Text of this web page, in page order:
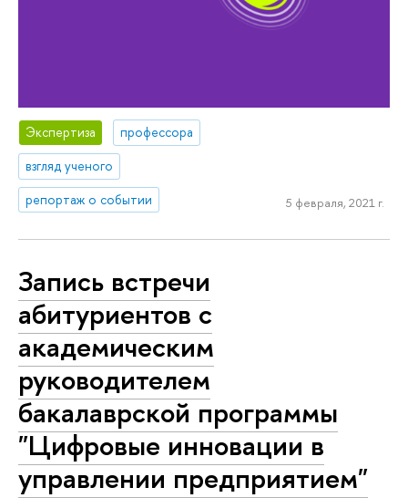
Экспертиза
профессора
взгляд ученого
репортаж о событии
5 февраля, 2021 г.
Запись встречи
абитуриентов с
академическим
руководителем
бакалаврской программы
"Цифровые инновации в
управлении предприятием"